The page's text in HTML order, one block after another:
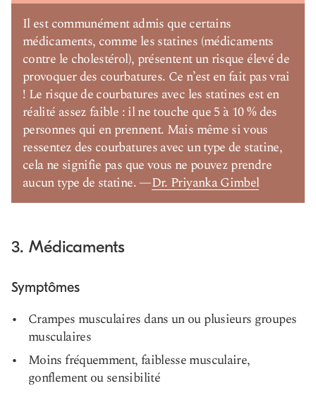
Il est communément admis que certains
médicaments, comme les statines (médicaments
contre le cholestérol), présentent un risque élevé de
provoquer des courbatures. Ce n’est en fait pas vrai
! Le risque de courbatures avec les statines est en
réalité assez faible : il ne touche que 5 à 10 % des
personnes qui en prennent. Mais même si vous
ressentez des courbatures avec un type de statine,
cela ne signifie pas que vous ne pouvez prendre
aucun type de statine. —Dr. Priyanka Gimbel
3. Médicaments
Symptômes
Crampes musculaires dans un ou plusieurs groupes
musculaires
Moins fréquemment, faiblesse musculaire,
gonflement ou sensibilité